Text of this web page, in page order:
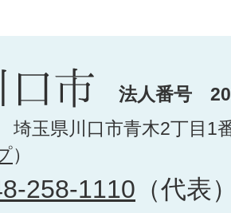
法人番号
玉県川口市青木2丁目1
）
258-1110 （代表